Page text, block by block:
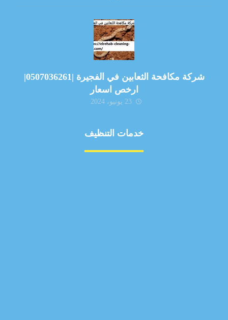
شركة مكافحة الثعابين في الفجيرة |0507036261|
ارخص اسعار
23 يونيو، 2024
خدمات التنظيف